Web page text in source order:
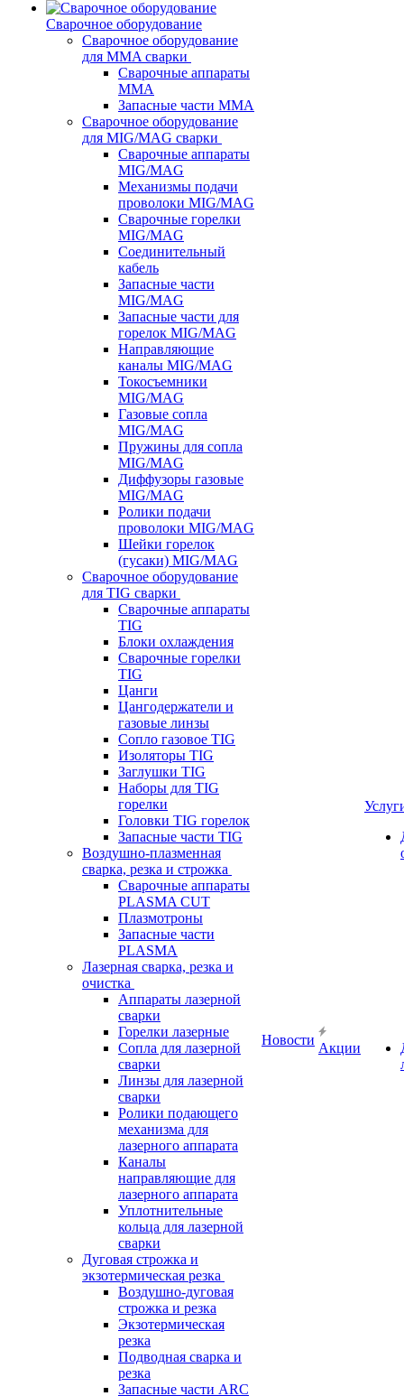
Сварочное оборудование
Сварочное оборудование
для MMA сварки
Сварочные аппараты
MMA
Запасные части MMA
Сварочное оборудование
для MIG/MAG сварки
Сварочные аппараты
MIG/MAG
Механизмы подачи
проволоки MIG/MAG
Сварочные горелки
MIG/MAG
Соединительный
кабель
Запасные части
MIG/MAG
Запасные части для
горелок MIG/MAG
Направляющие
каналы MIG/MAG
Токосъемники
MIG/MAG
Газовые сопла
MIG/MAG
Пружины для сопла
MIG/MAG
Диффузоры газовые
MIG/MAG
Ролики подачи
проволоки MIG/MAG
Шейки горелок
(гусаки) MIG/MAG
Сварочное оборудование
для TIG сварки
Сварочные аппараты
TIG
Блоки охлаждения
Сварочные горелки
TIG
Цанги
Цангодержатели и
газовые линзы
Сопло газовое TIG
Изоляторы TIG
Заглушки TIG
Наборы для TIG
горелки
Головки TIG горелок
Запасные части TIG
Воздушно-плазменная
сварка, резка и строжка
Сварочные аппараты
PLASMA CUT
Плазмотроны
Запасные части
PLASMA
Лазерная сварка, резка и
очистка
Аппараты лазерной
сварки
Горелки лазерные
Сопла для лазерной
сварки
Линзы для лазерной
сварки
Ролики подающего
механизма для
лазерного аппарата
Каналы
направляющие для
лазерного аппарата
Уплотнительные
кольца для лазерной
сварки
Дуговая строжка и
экзотермическая резка
Воздушно-дуговая
строжка и резка
Экзотермическая
резка
Подводная сварка и
резка
Запасные части ARC
Новости
Акции